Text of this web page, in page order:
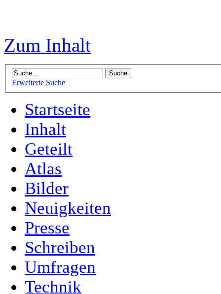
Zum Inhalt
Erweiterte Suche
Startseite
Inhalt
Geteilt
Atlas
Bilder
Neuigkeiten
Presse
Schreiben
Umfragen
Technik